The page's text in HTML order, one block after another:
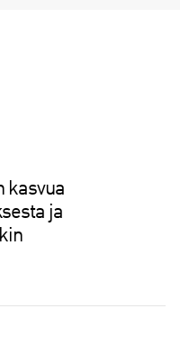
kasvua
ja